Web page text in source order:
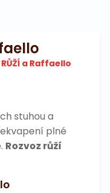
a Raffaello
stuhou a
plné
Rozvoz růží